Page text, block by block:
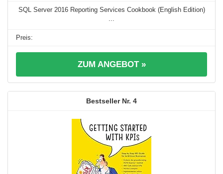
SQL Server 2016 Reporting Services Cookbook (English Edition)
ZUM ANGEBOT »
4